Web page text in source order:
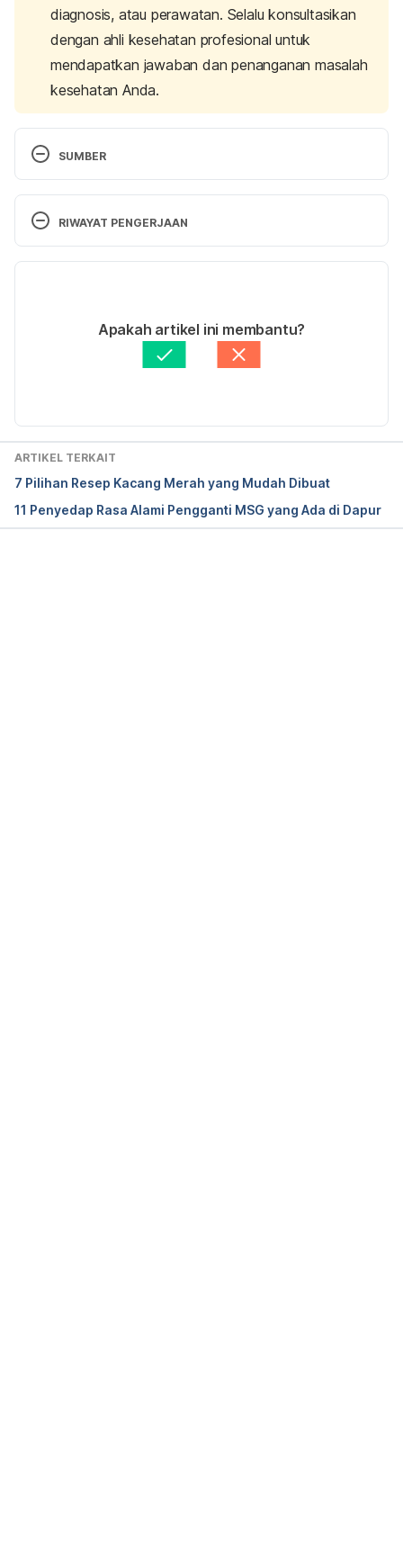
diagnosis, atau perawatan. Selalu konsultasikan
dengan ahli kesehatan profesional untuk
mendapatkan jawaban dan penanganan masalah
kesehatan Anda.
SUMBER
5 Reasons To Eat More Tofu.(2023). Cleveland
https://health.clevelandclinic.org/tofu-benefits
Yullia, T. (2015).
Aneka Resep Tahu, Tempe, Oncom
. FMedia.
Resep Mak Nyuss. Media Pressindo.
Alami Selera Indonesia Diet Sehat Golongan Darah
A. Gramedia Pustaka Utama.
RIWAYAT PENGERJAAN
Ditulis oleh Zulfa Azza Adhini
Ditinjau secara medis oleh
dr. Damar Upahita
Diperbarui oleh: Edria
Apakah artikel ini membantu?
ARTIKEL TERKAIT
7 Pilihan Resep Kacang Merah yang Mudah Dibuat
11 Penyedap Rasa Alami Pengganti MSG yang Ada di Dapur